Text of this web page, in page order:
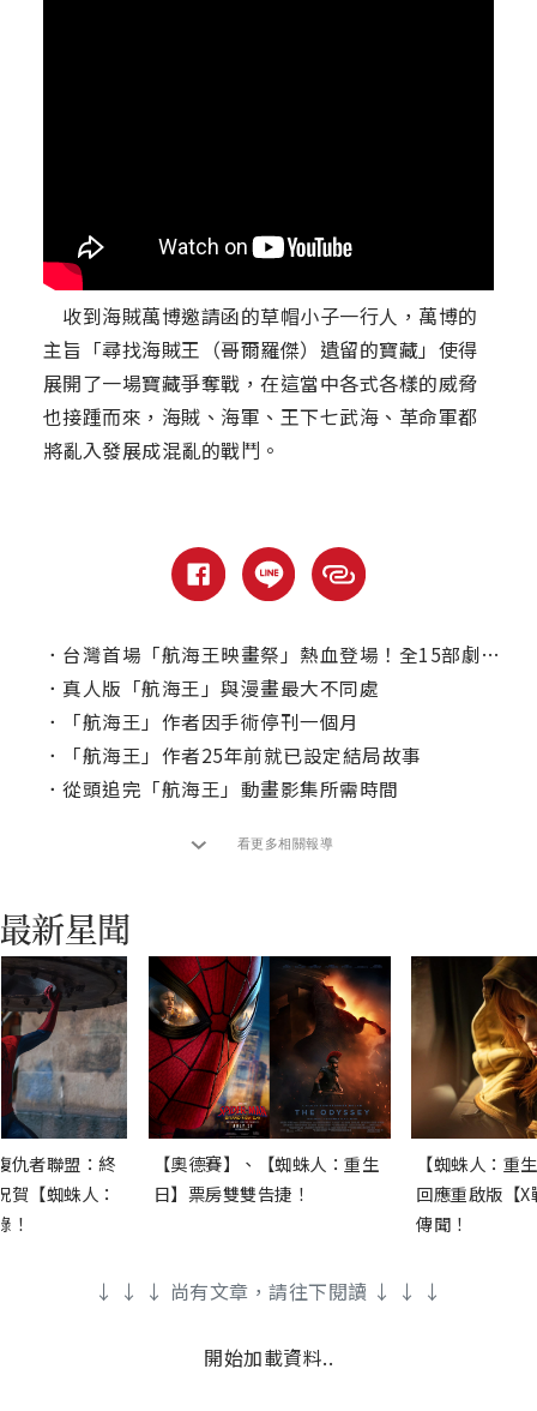
收到海賊萬博邀請函的草帽小子一行人，萬博的
主旨「尋找海賊王（哥爾羅傑）遺留的寶藏」使得
展開了一場寶藏爭奪戰，在這當中各式各樣的威脅
也接踵而來，海賊、海軍、王下七武海、革命軍都
將亂入發展成混亂的戰鬥。
． 台灣首場「航海王映畫祭」熱血登場！全15部劇場版7月起輪番上映
． 真人版「航海王」與漫畫最大不同處
．
「航海王」作者因手術停刊一個月
．
「航海王」作者25年前就已設定結局故事
． 從頭追完「航海王」動畫影集所需時間
看更多相關報導
仇者聯盟：終
賀【蜘蛛人：
！
【奧德賽】、【蜘蛛人：重生
日】票房雙雙告捷！
【蜘蛛人：重
回應重啟版【
傳聞！
↓ ↓ ↓ 尚有文章，請往下閱讀 ↓ ↓ ↓
開始加載資料..